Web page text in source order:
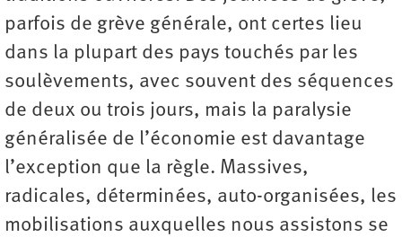
parfois de grève générale, ont certes lieu
dans la plupart des pays touchés par les
soulèvements, avec souvent des séquences
de deux ou trois jours, mais la paralysie
généralisée de l’économie est davantage
l’exception que la règle. Massives,
radicales, déterminées, auto-organisées, les
mobilisations auxquelles nous assistons se